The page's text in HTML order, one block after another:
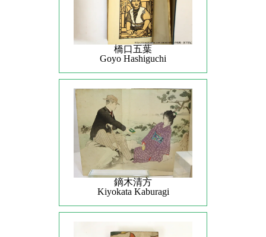
橋口五葉
Goyo Hashiguchi
鏑木清方
Kiyokata Kaburagi